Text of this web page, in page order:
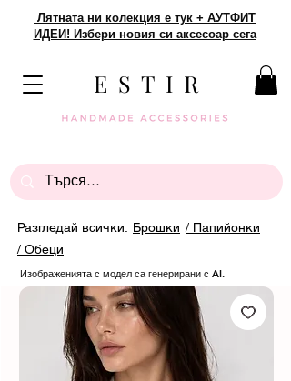
Лятната ни колекция е тук + АУТФИТ
ИДЕИ! Избери новия си аксесоар сега
E S T I R
Разгледай всички: Брошки / Папийонки
/ Обеци
Изображенията с модел са генерирани с AI.